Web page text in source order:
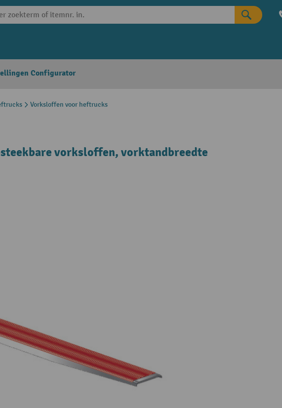
Configurator
Vorksloffen voor heftrucks
vorksloffen, vorktandbreedte